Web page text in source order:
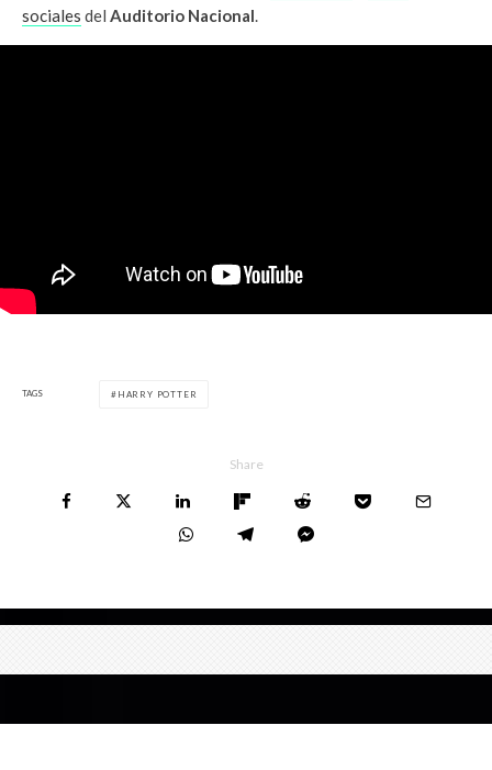
sociales del Auditorio Nacional.
TAGS HARRY POTTER
Share